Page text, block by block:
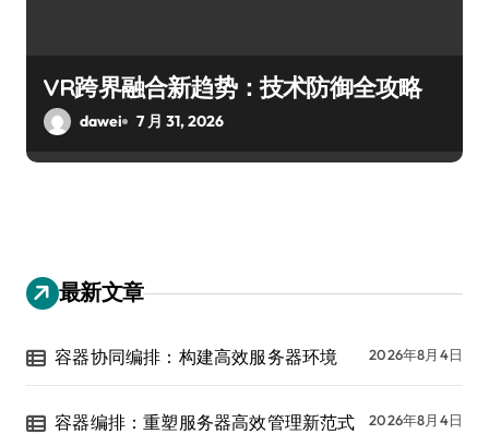
VR跨界融合新趋势：技术防御全攻略
dawei 7 月 31, 2026
最新文章
容器协同编排：构建高效服务器环境 2026年8月4日
容器编排：重塑服务器高效管理新范式 2026年8月4日